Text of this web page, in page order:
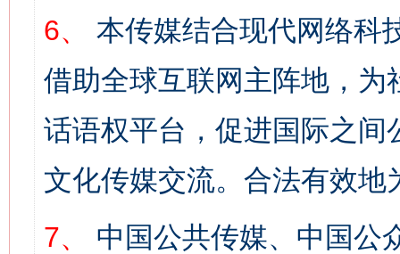
6、
本传媒结合现代网络科
借助全球互联网主阵地，
话语权平台，促进国际之
文化传媒交流。合法有效地
7、
中国公共传媒、中国公